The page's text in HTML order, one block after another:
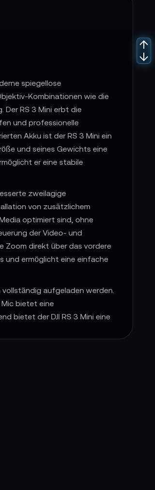
spiegellose
Kombinationen wie die
Der RS 3 Mini erbt die
und professionelle
Akku ist der RS 3 Mini ein
und seines Gewichts eine
er eine stabile
zweilagige
von zusätzlichem
optimiert sind, ohne
der Video- und
Zoom direkt über das vordere
und ermöglicht eine einfache
aufgeladen werden.
Mic bietet eine
bietet der DJI RS 3 Mini eine